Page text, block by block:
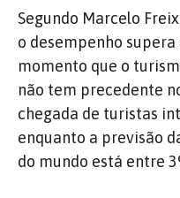
Segundo Marcelo
o desempenho supera
momento que o
não tem precedente
chegada de turistas
enquanto a previsão
do mundo está entre